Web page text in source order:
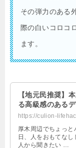
その弾力のある
際の白いコロコ
ます。
【地元民推奨】
る高級感のある
https://culion-
厚木周辺でちょっ
日、人をおもてな